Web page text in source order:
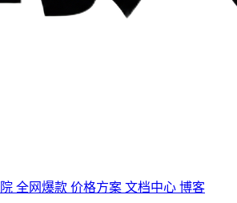
全网爆款 价格方案 文档中心 博客